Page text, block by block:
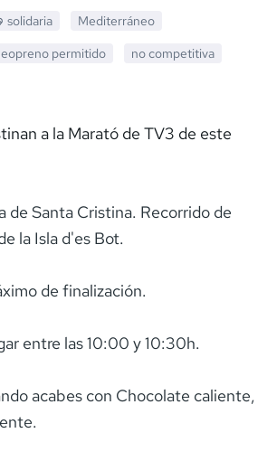
solidaria
Mediterráneo
permitido
no competitiva
a la Marató de TV3 de este
de Santa Cristina. Recorrido de
la Isla d'es Bot.
de finalización.
entre las 10:00 y 10:30h.
acabes con Chocolate caliente,